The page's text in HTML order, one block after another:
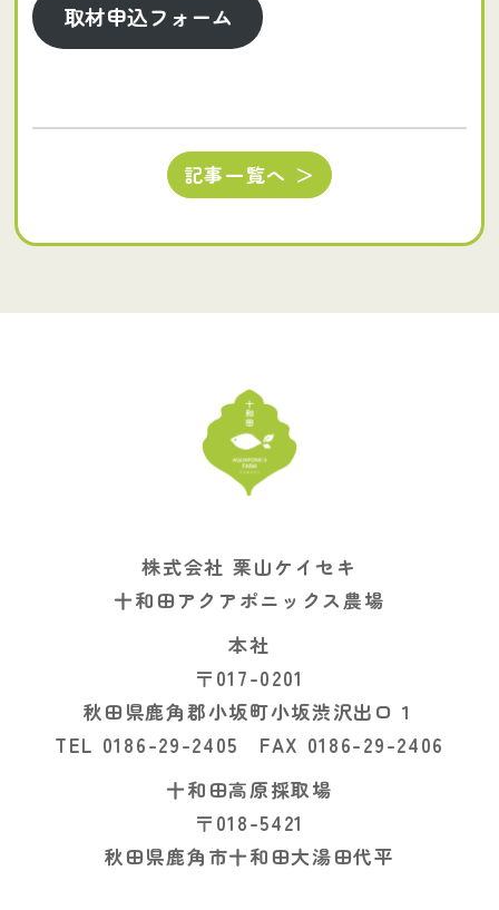
取材申込フォーム
記事一覧へ ＞
株式会社 栗山ケイセキ
十和田アクアポニックス農場
本社
〒017-0201
秋田県鹿角郡小坂町小坂渋沢出口１
TEL 0186-29-2405 FAX 0186-29-2406
十和田高原採取場
〒018-5421
秋田県鹿角市十和田大湯田代平